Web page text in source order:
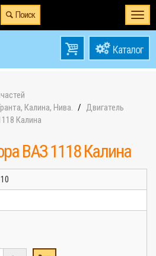
Поиск
товаров0
на0
Калина, Нива.
Двигатель
Калина
ВАЗ 1118 Калина